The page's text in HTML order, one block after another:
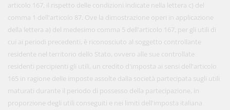
articolo 167, il rispetto delle condizioni indicate nella lettera c) del
comma 1 dell'articolo 87. Ove la dimostrazione operi in applicazione
della lettera a) del medesimo comma 5 dell'articolo 167, per gli utili di
cui ai periodi precedenti, è riconosciuto al soggetto controllante
residente nel territorio dello Stato, ovvero alle sue controllate
residenti percipienti gli utili, un credito d'imposta ai sensi dell'articolo
165 in ragione delle imposte assolte dalla società partecipata sugli utili
maturati durante il periodo di possesso della partecipazione, in
proporzione degli utili conseguiti e nei limiti dell'imposta italiana